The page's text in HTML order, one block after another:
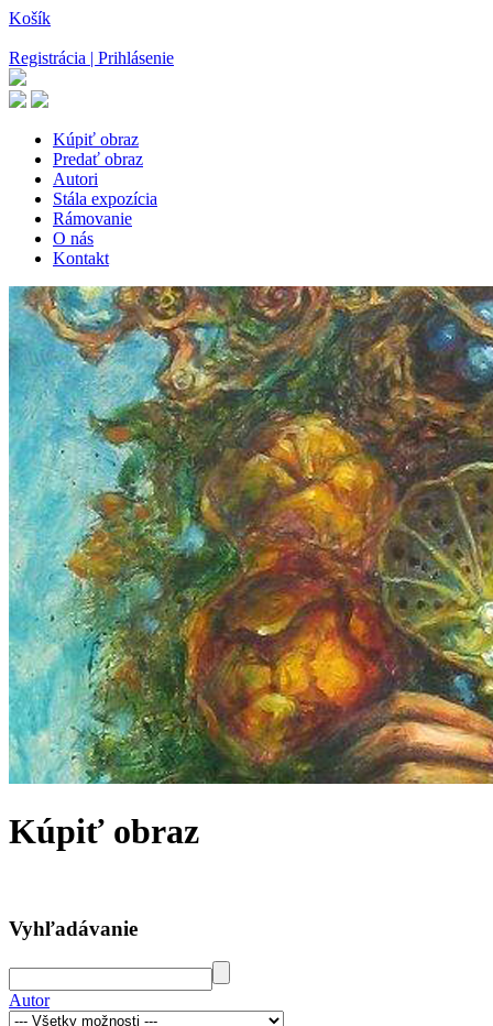
Košík
Registrácia | Prihlásenie
Kúpiť obraz
Predať obraz
Autori
Stála expozícia
Rámovanie
O nás
Kontakt
Kúpiť obraz
Vyhľadávanie
Autor